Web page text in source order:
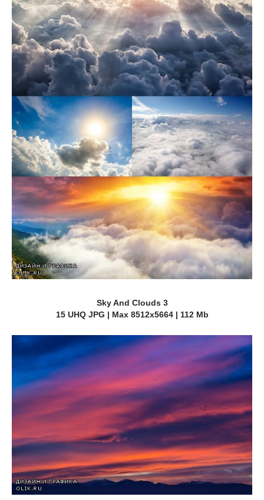
Sky And Clouds 3
15 UHQ JPG | Max 8512x5664 | 112 Mb